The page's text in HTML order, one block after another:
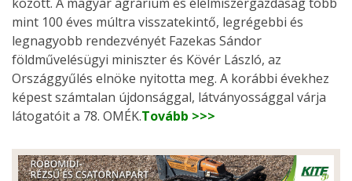
mint 100 éves múltra visszatekintő, legrégebbi és
legnagyobb rendezvényét Fazekas Sándor
földművelésügyi miniszter és Kövér László, az
Országgyűlés elnöke nyitotta meg. A korábbi évekhez
képest számtalan újdonsággal, látványossággal várja
látogatóit a 78. OMÉK.Tovább >>>